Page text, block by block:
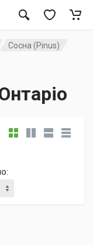
Сосна (Pinus)
: